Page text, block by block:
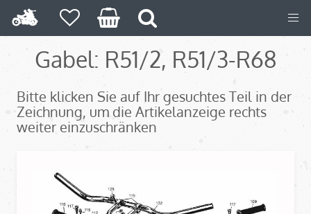
Gabel: R51/2, R51/3-R68
Bitte klicken Sie auf Ihr gesuchtes Teil in der
Zeichnung, um die Artikelanzeige rechts
weiter einzuschränken